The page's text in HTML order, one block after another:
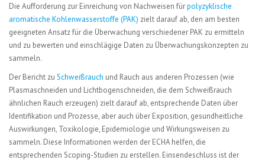
Die Aufforderung zur Einreichung von Nachweisen fürpolyzyklische
aromatische Kohlenwasserstoffe (PAK) zielt darauf ab, den am besten
geeigneten Ansatz für die Überwachung verschiedener PAK zu ermitteln
und zu bewerten und einschlägige Daten zu Überwachungskonzepten zu
sammeln.
Der Bericht zu Schweißrauch und Rauch aus anderen Prozessen (wie
Plasmaschneiden und Lichtbogenschneiden, die dem Schweißrauch
ähnlichen Rauch erzeugen) zielt darauf ab, entsprechende Daten über
Identifikation und Prozesse, aber auch über Exposition, gesundheitliche
Auswirkungen, Toxikologie, Epidemiologie und Wirkungsweisen zu
sammeln. Diese Informationen werden der ECHA helfen, die
entsprechenden Scoping-Studien zu erstellen. Einsendeschluss ist der